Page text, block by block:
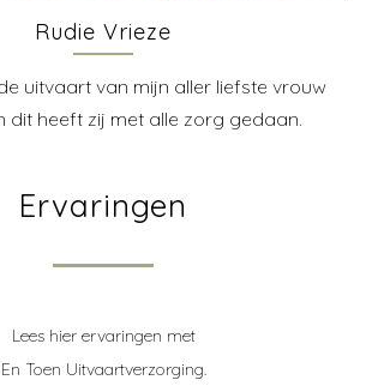
Rudie Vrieze
uitvaart van mijn aller liefste vrouw
dit heeft zij met alle zorg gedaan.
Ervaringen
Lees hier ervaringen met
En Toen Uitvaartverzorging.